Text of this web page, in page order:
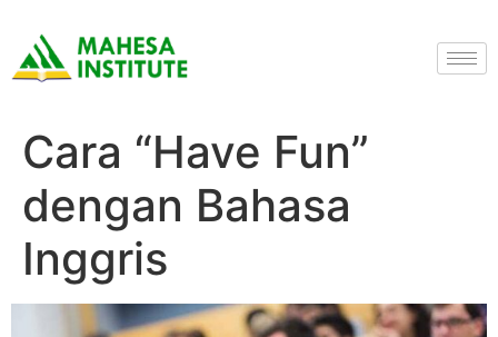
Cara “Have Fun”
dengan Bahasa
Inggris